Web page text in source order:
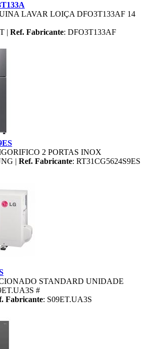
LAVAR LOIÇA DFO3T133AF 14
| Ref. Fabricante: DFO3T133AF
2 PORTAS INOX
| Ref. Fabricante: RT31CG5624S9ES
STANDARD UNIDADE
#
Fabricante: S09ET.UA3S